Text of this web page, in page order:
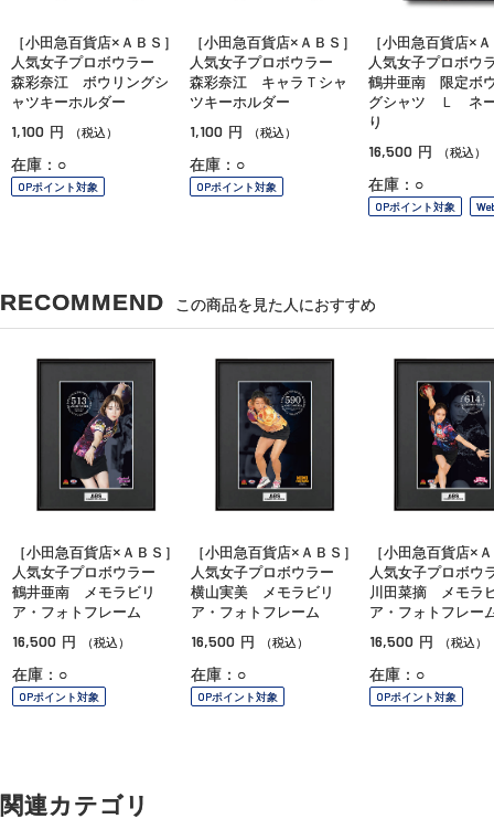
［小田急百貨店×ＡＢＳ］
人気女子プロボウラー
森彩奈江 ボウリングシ
ャツキーホルダー
1,100 円 （税込）
在庫：○
OPポイント対象
［小田急百貨店×ＡＢＳ］
人気女子プロボウラー
森彩奈江 キャラＴシャ
ツキーホルダー
1,100 円 （税込）
在庫：○
OPポイント対象
［小田急百貨店×
人気女子プロボ
鶴井亜南 限定ボ
グシャツ Ｌ ネ
り
16,500 円 （税込）
在庫：○
OPポイント対象
RECOMMEND この商品を見た人におすすめ
［小田急百貨店×ＡＢＳ］
人気女子プロボウラー
鶴井亜南 メモラビリ
ア・フォトフレーム
16,500 円 （税込）
在庫：○
OPポイント対象
［小田急百貨店×ＡＢＳ］
人気女子プロボウラー
横山実美 メモラビリ
ア・フォトフレーム
16,500 円 （税込）
在庫：○
OPポイント対象
［小田急百貨店×
人気女子プロボ
川田菜摘 メモラ
ア・フォトフレー
16,500 円 （税込）
在庫：○
OPポイント対象
関連カテゴリ